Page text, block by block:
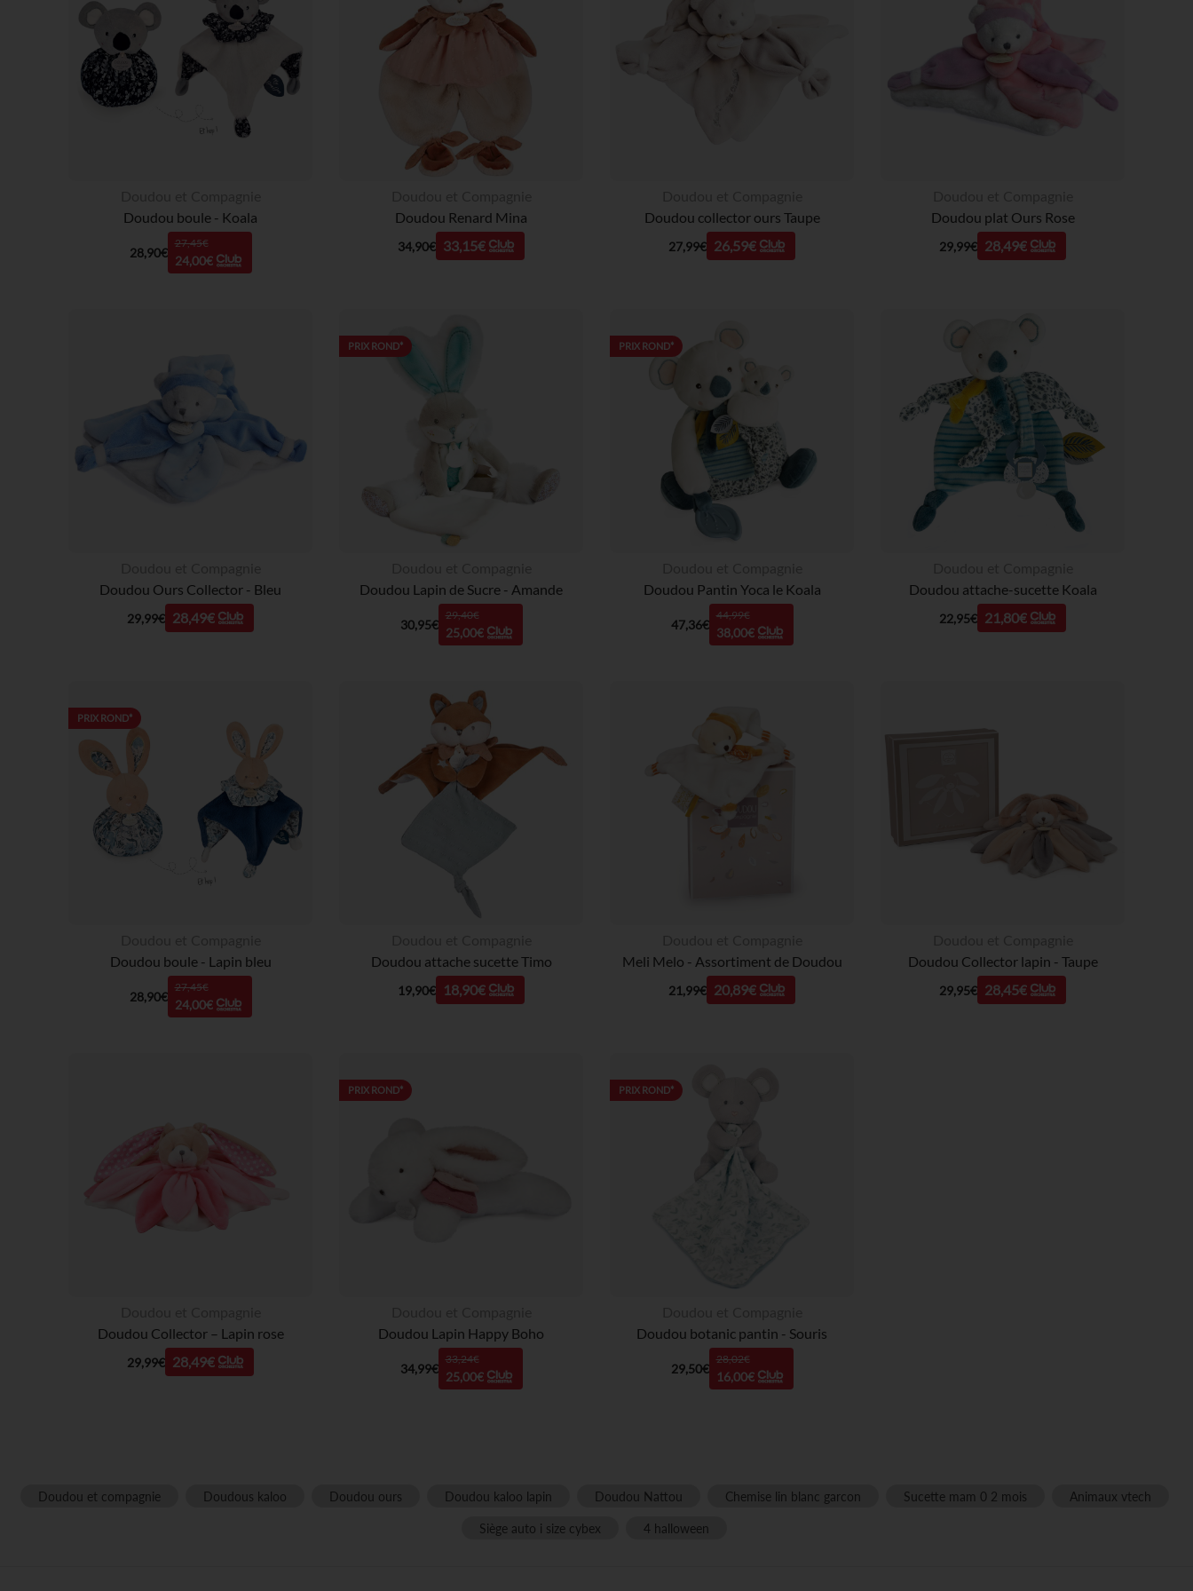
Doudou boule - Koala
28,90€
27,45€
24,00€
Doudou Renard Mina
34,90€ 33,15€
Doudou collector ours Taupe
27,99€ 26,59€
Doudou plat Ours Rose
29,99€ 28,49€
Doudou Ours Collector - Bleu
29,99€ 28,49€
PRIX ROND*
Doudou Lapin de Sucre - Amande
30,95€
29,40€
25,00€
PRIX ROND*
Doudou Pantin Yoca le Koala
47,36€
44,99€
38,00€
Doudou attache-sucette Koala
22,95€ 21,80€
PRIX ROND*
Doudou boule - Lapin bleu
28,90€
27,45€
24,00€
Doudou attache sucette Timo
19,90€ 18,90€
Meli Melo - Assortiment de Doudou
21,99€ 20,89€
Doudou Collector lapin - Taupe
29,95€ 28,45€
Doudou Collector – Lapin rose
29,99€ 28,49€
PRIX ROND*
Doudou Lapin Happy Boho
34,99€
33,24€
25,00€
PRIX ROND*
Doudou botanic pantin - Souris
29,50€
28,02€
16,00€
Doudou et compagnie Doudous kaloo Doudou ours Doudou kaloo lapin Doudou Nattou Chemise lin blanc garcon Sucette mam 0 2 mois
Animaux vtech
Siège auto i size cybex
4 halloween